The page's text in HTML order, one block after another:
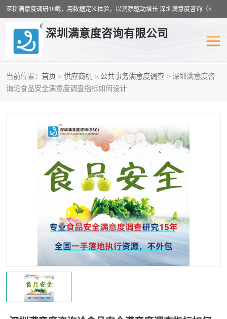
深耕满意度调研18载，用数据定义体验，以洞察驱动增长 深圳满意度咨询（SSC）：十八年专注，丈量每一份体验。
深圳满意度咨询有限公司
当前位置： 首页 > 供应商机 > 公共事务满意度调查 > 深圳满意度咨
询论食品安全满意度调查指标如何设计
物业满意度调查 旅游景区满意度
公共事务满意度调查 餐饮业满意度调查
营商环境满意度 员工满意度
服务满意度调查 汽车行业满意度